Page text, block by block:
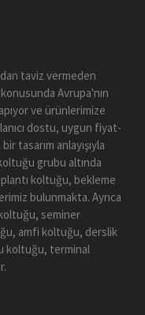
taviz vermeden
Avrupa'nın
ve ürünlerimize
dostu, uygun fiyat-
tasarım anlayışıyla
grubu altında
koltuğu, bekleme
bulunmakta. Ayrıca
seminer
amfi koltuğu, derslik
koltuğu, terminal